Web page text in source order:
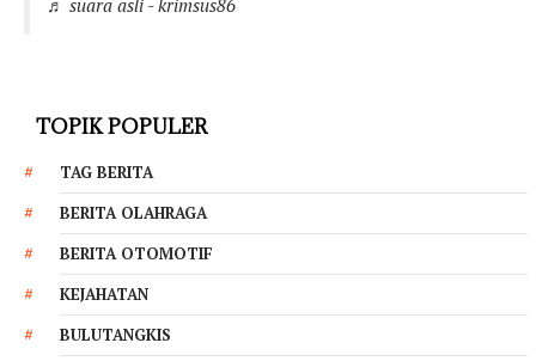
♬ suara asli - krimsus86
TOPIK POPULER
TAG BERITA
BERITA OLAHRAGA
BERITA OTOMOTIF
KEJAHATAN
BULUTANGKIS